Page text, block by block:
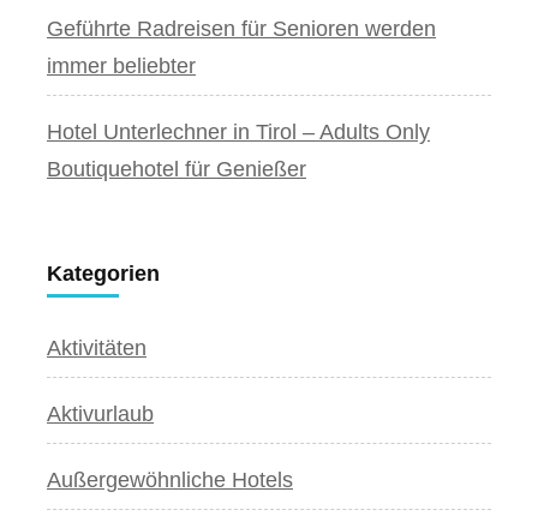
Geführte Radreisen für Senioren werden
immer beliebter
Hotel Unterlechner in Tirol – Adults Only
Boutiquehotel für Genießer
Kategorien
Aktivitäten
Aktivurlaub
Außergewöhnliche Hotels